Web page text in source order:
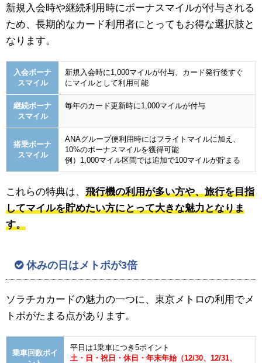
新規入会時や継続利用時にボーナスマイルが付与される
ため、長期的なカード利用者にとってもお得な選択肢と
なります。
入会ボーナ
スマイル
新規入会時に1,000マイルが付与、カード発行後すぐ
にマイルとして利用可能
継続ボーナ
スマイル
毎年のカード更新時に1,000マイルが付与
搭乗ボーナ
スマイル
ANAグループ便利用時にはフライトマイルに加え、
10%のボーナスマイルを獲得可能
例）1,000マイル区間では追加で100マイルが貯まる
これらの特典は、 飛行機の利用が多い方や、旅行を目指
してマイルを貯めたい方にとって大きな魅力となりま
す。
休みの日はメトポが3倍
ソラチカカードの魅力の一つに、東京メトロの利用でメ
トポがたまる点があります。
乗車回数ポイ
平日は1乗車につき5ポイント
土・日・祝日・休日・年末年始（12/30、12/31、